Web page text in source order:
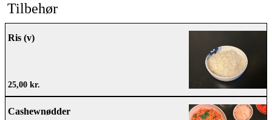
Tilbehør
Ris (v)
25,00 kr.
Cashewnødder